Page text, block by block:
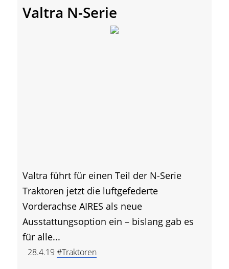
Valtra N-Serie
Valtra führt für einen Teil der N-Serie
Traktoren jetzt die luftgefederte
Vorderachse AIRES als neue
Ausstattungsoption ein – bislang gab es
für alle...
28.4.19 #Traktoren